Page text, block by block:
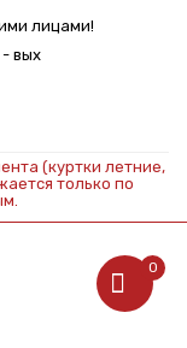
лицами!
- вых
(куртки летние,
только по
0